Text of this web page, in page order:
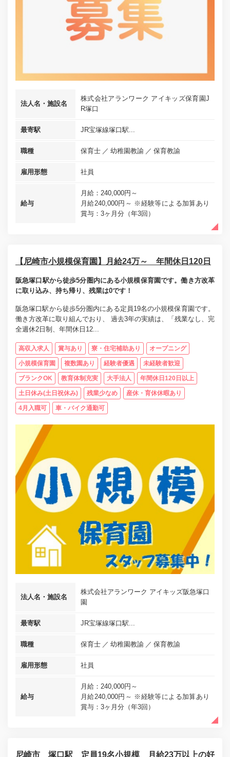
法人名・施設名
株式会社アランワーク アイキッズ保育園J
R塚口
最寄駅 JR宝塚線塚口駅...
職種 保育士 幼稚園教諭 保育教諭
雇用形態 社員
給与
月給：240,000円～
月給240,000円～ ※経験等による加算あり
賞与：3ヶ月分（年3回）
【尼崎市小規模保育園】月給24万～ 年間休日120日
阪急塚口駅から徒歩5分圏内にある小規模保育園です。働き方改革
に取り込み、持ち帰り、残業は0です！
阪急塚口駅から徒歩5分圏内にある定員19名の小規模保育園です。
働き方改革に取り組んでおり、 過去3年の実績は、「残業なし、完
全週休2日制、年間休日12...
高収入求人 賞与あり 寮・住宅補助あり オープニング
小規模保育園 複数園あり 経験者優遇 未経験者歓迎
ブランクOK 教育体制充実 大手法人 年間休日120日以上
土日休み(土日祝休み) 残業少なめ 産休・育休休暇あり
4月入職可 車・バイク通勤可
法人名・施設名
株式会社アランワーク アイキッズ阪急塚口
園
最寄駅 JR宝塚線塚口駅...
職種 保育士 幼稚園教諭 保育教諭
雇用形態 社員
給与
月給：240,000円～
月給240,000円～ ※経験等による加算あり
賞与：3ヶ月分（年3回）
尼崎市 塚口駅 定員19名小規模 月給23万以上の好